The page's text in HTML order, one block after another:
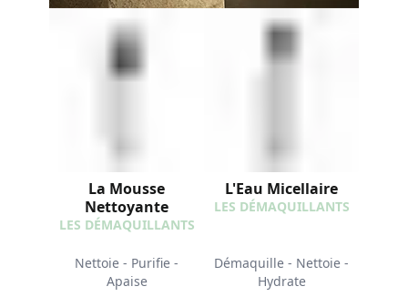
La Mousse
Nettoyante
LES DÉMAQUILLANTS
Nettoie - Purifie -
Apaise
L'Eau Micellaire
LES DÉMAQUILLANTS
Démaquille - Nettoie -
Hydrate